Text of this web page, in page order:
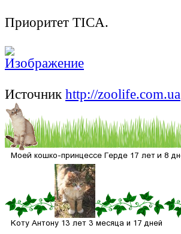
Приоритет TICA.
Источник http://zoolife.com.ua